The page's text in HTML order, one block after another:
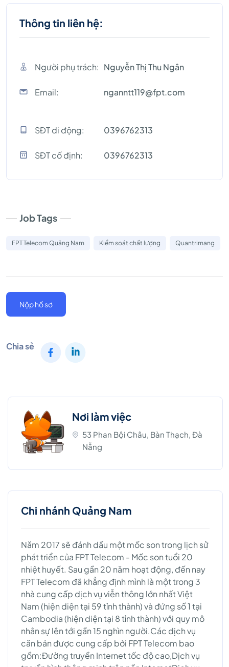
Thông tin liên hệ:
Người phụ trách: Nguyễn Thị Thu Ngân
Email: nganntt119@fpt.com
SĐT di động: 0396762313
SĐT cố định: 0396762313
Job Tags
FPT Telecom Quảng Nam Kiểm soát chất lượng Quantrimang
Nộp hồ sơ
Chia sẻ
Nơi làm việc
53 Phan Bội Châu, Bàn Thạch, Đà
Nẵng
Chi nhánh Quảng Nam
Năm 2017 sẽ đánh dấu một mốc son trong lịch sử
phát triển của FPT Telecom - Mốc son tuổi 20
nhiệt huyết. Sau gần 20 năm hoạt động, đến nay
FPT Telecom đã khẳng định mình là một trong 3
nhà cung cấp dịch vụ viễn thông lớn nhất Việt
Nam (hiện diện tại 59 tỉnh thành) và đứng số 1 tại
Cambodia (hiện diện tại 8 tỉnh thành) với quy mô
nhân sự lên tới gần 15 nghìn người.Các dịch vụ
căn bản được cung cấp bởi FPT Telecom bao
gồm:Đường truyền Internet tốc độ cao,Dịch vụ